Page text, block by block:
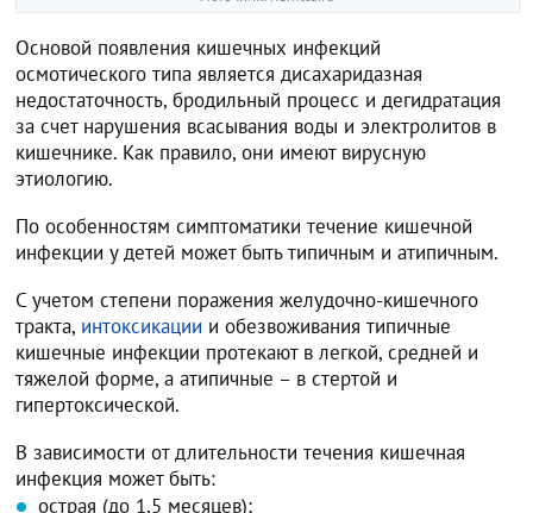
Основой появления кишечных инфекций
осмотического типа является дисахаридазная
недостаточность, бродильный процесс и дегидратация
за счет нарушения всасывания воды и электролитов в
кишечнике. Как правило, они имеют вирусную
этиологию.
По особенностям симптоматики течение кишечной
инфекции у детей может быть типичным и атипичным.
С учетом степени поражения желудочно-кишечного
тракта, интоксикации и обезвоживания типичные
кишечные инфекции протекают в легкой, средней и
тяжелой форме, а атипичные – в стертой и
гипертоксической.
В зависимости от длительности течения кишечная
инфекция может быть:
острая (до 1,5 месяцев);